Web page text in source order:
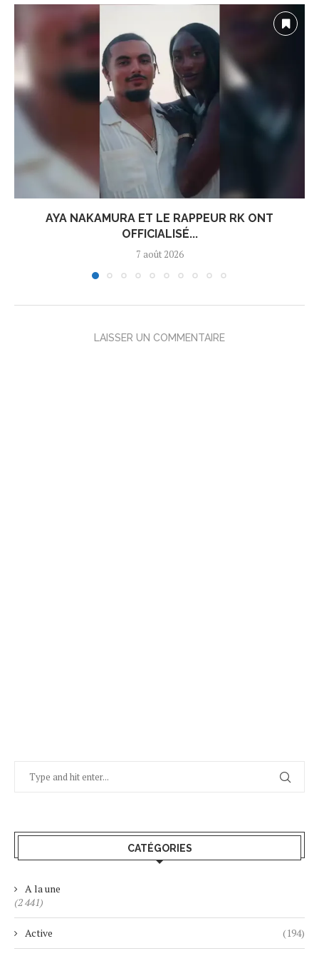
AYA NAKAMURA ET LE RAPPEUR RK ONT
OFFICIALISÉ...
7 août 2026
LAISSER UN COMMENTAIRE
CATÉGORIES
A la une
(2 441)
Active (194)